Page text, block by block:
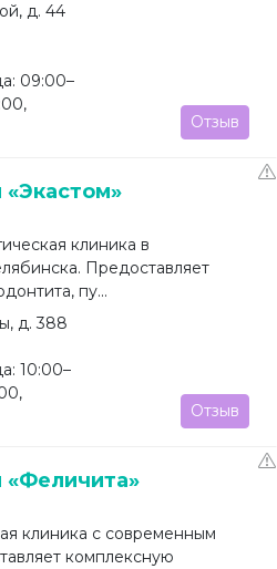
д. 44
09:00–
Отзыв
«Экастом»
клиника в
Предоставляет
пу...
д. 388
10:00–
Отзыв
«Феличита»
клиника с современным
комплексную